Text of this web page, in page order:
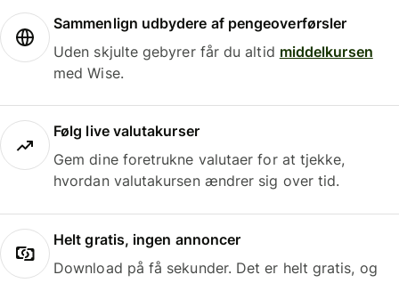
Sammenlign udbydere af pengeoverførsler
Uden skjulte gebyrer får du altid middelkursen
med Wise.
Følg live valutakurser
Gem dine foretrukne valutaer for at tjekke,
hvordan valutakursen ændrer sig over tid.
Helt gratis, ingen annoncer
Download på få sekunder. Det er helt gratis, og